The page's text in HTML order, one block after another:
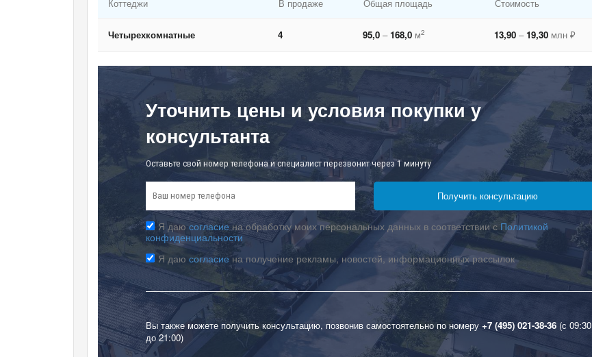
Коттеджи В продаже Общая площадь Стоимость
Четырехкомнатные 4 95,0 –168,0 м2 13,90 –19,30 млн ₽
Уточнить цены и условия покупки у
консультанта
Оставьте свой номер телефона и специалист перезвонит через 1 минуту
Я даюсогласиена обработку моих персональных данных в соответствии с Политикой
конфиденциальности
Я даю согласиена получение рекламы, новостей, информационных рассылок
Вы также можете получить консультацию, позвонив самостоятельно по номеру +7 (495) 021-38-36 (с 09:30
до 21:00)